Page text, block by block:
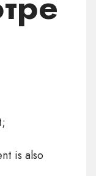
is also